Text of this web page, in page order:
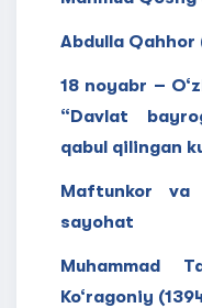
Abdulla Qahhor
18 noyabr –
“Davlat
qabul qilingan
Maftunkor va
sayohat
Muhammad
Ko‘ragoniy